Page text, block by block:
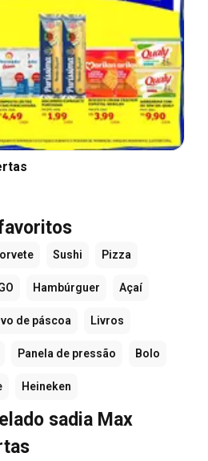
Sushi Pizza
Hambúrguer Açaí
de páscoa Livros
Panela de pressão Bolo
Heineken
sadia Max